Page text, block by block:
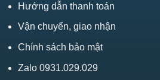
Hướng dẫn thanh toán
Vận chuyển, giao nhận
Chính sách bảo mật
Zalo 0931.029.029